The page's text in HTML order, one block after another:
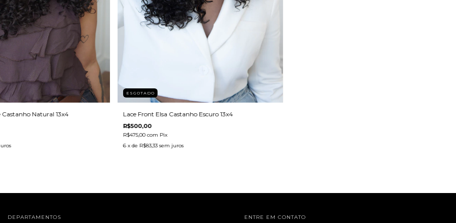
Castanho Natural 13x4
ESGOTADO
Lace Front Elsa Castanho Escuro 13x4
R$500,00
R$475,00com Pix
6 x de R$83,33 sem juros
DEPARTAMENTOS ENTRE EM CONTATO